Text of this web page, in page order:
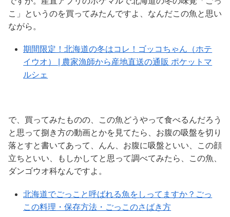
こ」というのを買ってみたんですよ、なんだこの魚と思い
ながら。
期間限定！北海道の冬はコレ！ゴッコちゃん（ホテ
イウオ） | 農家漁師から産地直送の通販 ポケットマ
ルシェ
で、買ってみたものの、この魚どうやって食べるんだろう
と思って捌き方の動画とかを見てたら、お腹の吸盤を切り
落とすと書いてあって、んん、お腹に吸盤といい、この顔
立ちといい、もしかしてと思って調べてみたら、この魚、
ダンゴウオ科なんですよ。
北海道でごっこと呼ばれる魚をしってますか？ごっ
この料理・保存方法・ごっこのさばき方